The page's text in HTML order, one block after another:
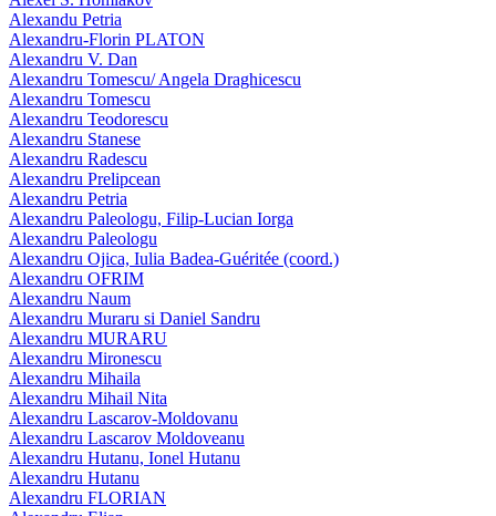
Alexandu Petria
Alexandru-Florin PLATON
Alexandru V. Dan
Alexandru Tomescu/ Angela Draghicescu
Alexandru Tomescu
Alexandru Teodorescu
Alexandru Stanese
Alexandru Radescu
Alexandru Prelipcean
Alexandru Petria
Alexandru Paleologu, Filip-Lucian Iorga
Alexandru Paleologu
Alexandru Ojica, Iulia Badea-Guéritée (coord.)
Alexandru OFRIM
Alexandru Naum
Alexandru Muraru si Daniel Sandru
Alexandru MURARU
Alexandru Mironescu
Alexandru Mihaila
Alexandru Mihail Nita
Alexandru Lascarov-Moldovanu
Alexandru Lascarov Moldoveanu
Alexandru Hutanu, Ionel Hutanu
Alexandru Hutanu
Alexandru FLORIAN